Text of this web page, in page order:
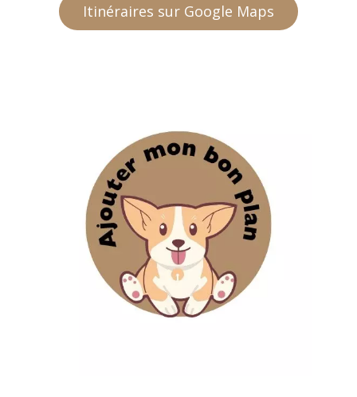
Itinéraires sur Google Maps